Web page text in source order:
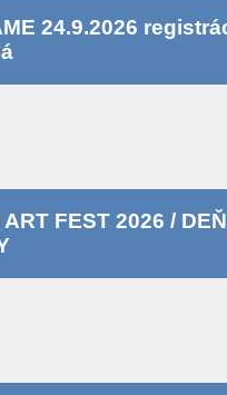
24.9.2026
FEST 2026 /